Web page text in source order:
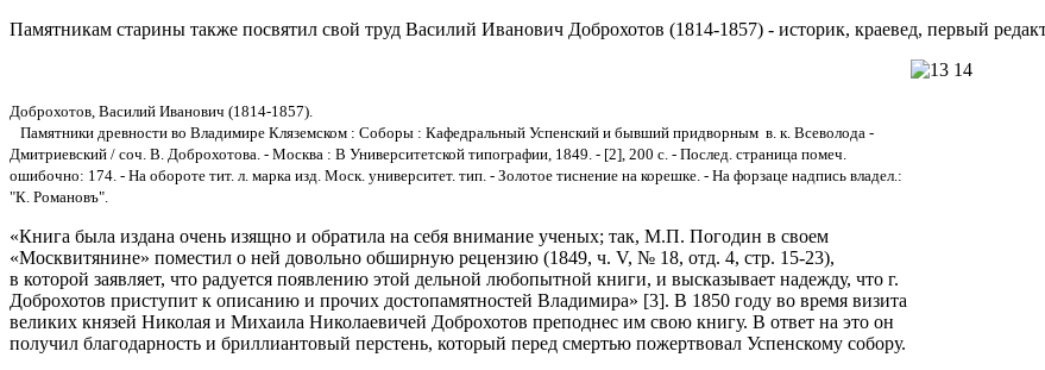
Памятникам старины также посвятил свой труд Василий Иванович Доброхотов (1814-1857) - историк, краевед, первый
Доброхотов, Василий Иванович (1814-1857).
Памятники древности во Владимире Кляземском : Соборы : Кафедральный Успенский и бывший придворным в. к. Всеволода -
Дмитриевский / соч. В. Доброхотова. - Москва : В Университетской типографии, 1849. - [2], 200 с. - Послед. страница помеч.
ошибочно: 174. - На обороте тит. л. марка изд. Моск. университет. тип. - Золотое тиснение на корешке. - На форзаце надпись владел.:
"К. Романовъ".
«Книга была издана очень изящно и обратила на себя внимание ученых; так, М.П. Погодин в своем
«Москвитянине» поместил о ней довольно обширную рецензию (1849, ч. V, № 18, отд. 4, стр. 15-23),
в которой заявляет, что радуется появлению этой дельной любопытной книги, и высказывает надежду, что г.
Доброхотов приступит к описанию и прочих достопамятностей Владимира» [3]. В 1850 году во время визита
великих князей Николая и Михаила Николаевичей Доброхотов преподнес им свою книгу. В ответ на это он
получил благодарность и бриллиантовый перстень, который перед смертью пожертвовал Успенскому собору.